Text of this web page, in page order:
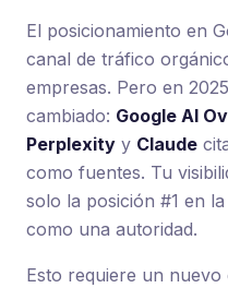
El posicionamiento en
canal de tráfico
empresas. Pero en
cambiado: Google AI
Perplexity y Claude
como fuentes. Tu
solo la posición #1 en
como una autoridad.
Esto requiere un